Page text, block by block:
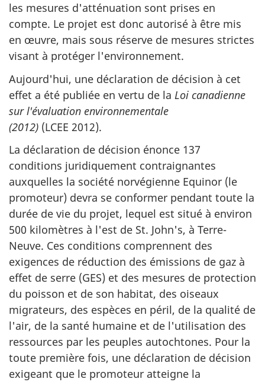
les mesures d'atténuation sont prises en
compte. Le projet est donc autorisé à être mis
en œuvre, mais sous réserve de mesures strictes
visant à protéger l'environnement.
Aujourd'hui, une déclaration de décision à cet
effet a été publiée en vertu de la Loi canadienne
sur l'évaluation environnementale
(2012) (LCEE 2012).
La déclaration de décision énonce 137
conditions juridiquement contraignantes
auxquelles la société norvégienne Equinor (le
promoteur) devra se conformer pendant toute la
durée de vie du projet, lequel est situé à environ
500 kilomètres à l'est de St. John's, à Terre-
Neuve. Ces conditions comprennent des
exigences de réduction des émissions de gaz à
effet de serre (GES) et des mesures de protection
du poisson et de son habitat, des oiseaux
migrateurs, des espèces en péril, de la qualité de
l'air, de la santé humaine et de l'utilisation des
ressources par les peuples autochtones. Pour la
toute première fois, une déclaration de décision
exigeant que le promoteur atteigne la